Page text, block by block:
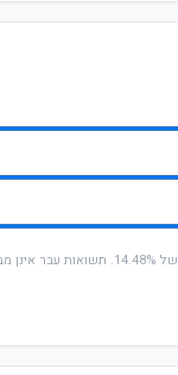
* החישוב מבוסס על תשואה שנתית ממוצעת של